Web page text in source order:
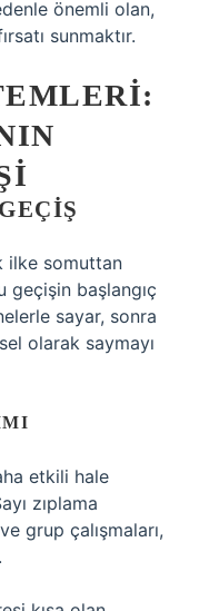
önemli olan,
sunmaktır.
ilke somuttan
geçişin başlangıç
sayar, sonra
olarak saymayı
etkili hale
zıplama
grup çalışmaları,